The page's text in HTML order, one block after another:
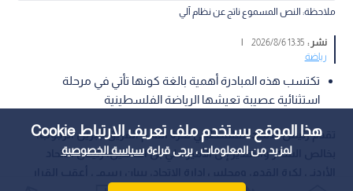
هذا الموقع يستخدم ملف تعريف الارتباط Cookie
لمزيد من المعلومات ، يرجى قراءةسياسة الخصوصية
ملاحظة: النص المسموع ناتج عن نظام آلي
نشر :13:35 2026/8/6
|
رياضة
تكتسب هذه المبادرة أهمية بالغة كونها تأتي في مرحلة
استثنائية عصيبة تعيشها الرياضة الفلسطينية
تقدم رئيس الاتحاد الفلسطيني لكرة القدم الفريق جبريل الرجوب،
بخالص الشكر والتقدير إلى الأمير علي بن الحسين، رئيس الاتحاد